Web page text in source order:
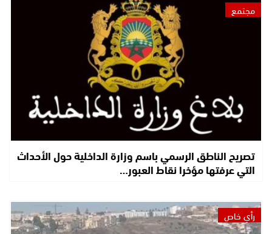
مجتمع
تصريح الناطق الرسمي باسم وزارة الداخلية حول الأحداث
التي عرفتها مؤخرا نقاط العبور…
رأي خاص